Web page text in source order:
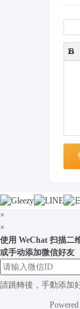
s
9
6
×
×
使用 WeChat 扫描二
或手动添加微信好友
請跳轉後，手動添加